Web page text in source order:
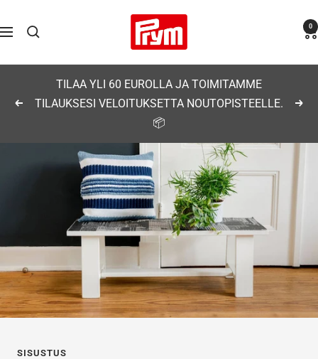
sisältöön
Navigaatio
Prym 0
Edellinen
TILAA YLI 60 EUROLLA JA TOIMITAMME
TILAUKSESI VELOITUKSETTA NOUTOPISTEELLE.
📦
SISUSTUS